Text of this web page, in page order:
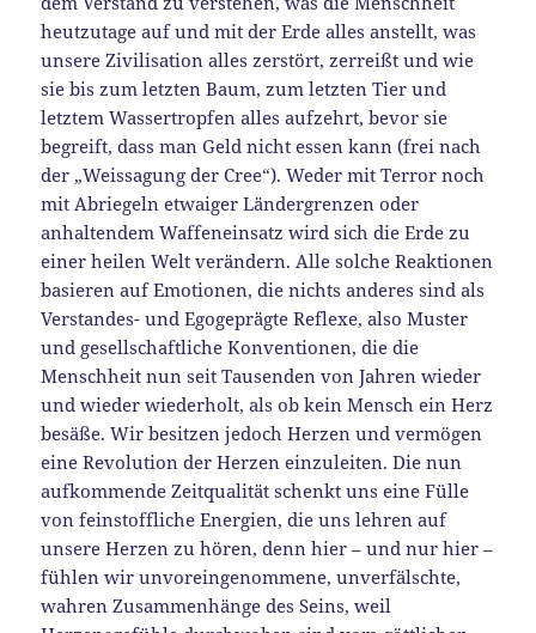
heutzutage auf und mit der Erde alles anstellt, was
unsere Zivilisation alles zerstört, zerreißt und wie
sie bis zum letzten Baum, zum letzten Tier und
letztem Wassertropfen alles aufzehrt, bevor sie
begreift, dass man Geld nicht essen kann (frei nach
der „Weissagung der Cree“). Weder mit Terror noch
mit Abriegeln etwaiger Ländergrenzen oder
anhaltendem Waffeneinsatz wird sich die Erde zu
einer heilen Welt verändern. Alle solche Reaktionen
basieren auf Emotionen, die nichts anderes sind als
Verstandes- und Egogeprägte Reflexe, also Muster
und gesellschaftliche Konventionen, die die
Menschheit nun seit Tausenden von Jahren wieder
und wieder wiederholt, als ob kein Mensch ein Herz
besäße. Wir besitzen jedoch Herzen und vermögen
eine Revolution der Herzen einzuleiten. Die nun
aufkommende Zeitqualität schenkt uns eine Fülle
von feinstoffliche Energien, die uns lehren auf
unsere Herzen zu hören, denn hier – und nur hier –
fühlen wir unvoreingenommene, unverfälschte,
wahren Zusammenhänge des Seins, weil